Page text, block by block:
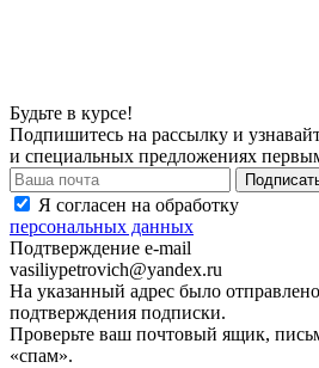
Будьте в курсе!
Подпишитесь на рассылку и
и специальных предложениях
Я согласен на обработку
персональных данных
Подтверждение e-mail
vasiliypetrovich@yandex.ru
На указанный адрес было
подтверждения подписки.
Проверьте ваш почтовый ящик,
«спам».